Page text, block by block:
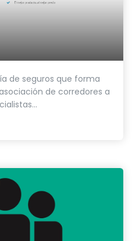
de seguros que forma
asociación de corredores a